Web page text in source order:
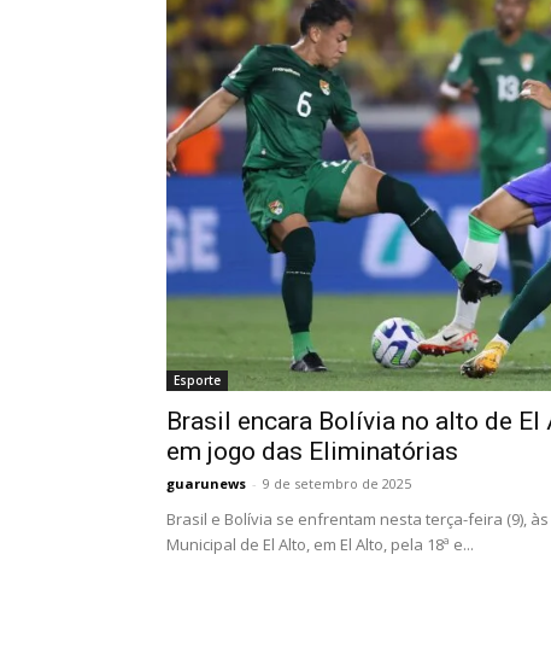
Esporte
Brasil encara Bolívia no alto de El
em jogo das Eliminatórias
guarunews - 9 de setembro de 2025
Brasil e Bolívia se enfrentam nesta terça-feira (9),
Municipal de El Alto, em El Alto, pela 18ª e...